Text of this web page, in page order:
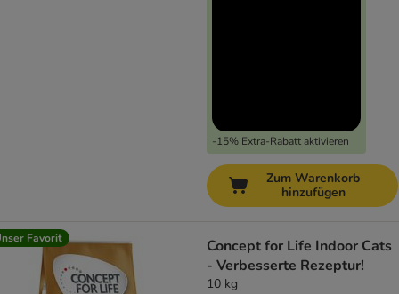
-15% Extra-Rabatt aktivieren
Zum Warenkorb
hinzufügen
Favorit
Concept for Life Indoor Cats
- Verbesserte Rezeptur!
10 kg